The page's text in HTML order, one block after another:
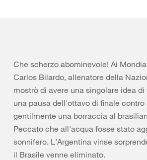
Che scherzo abominevole! Ai
Carlos Bilardo, allenatore della
mostrò di avere una singolare idea
una pausa dell'ottavo di finale
gentilmente una borraccia al
Peccato che all'acqua fosse stato
sonnifero. L'Argentina vinse
il Brasile venne eliminato.